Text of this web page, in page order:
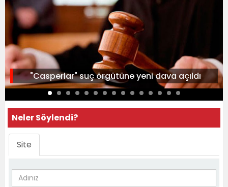
"Casperlar" suç örgütüne yeni dava açıldı
Neler Söylendi?
Site